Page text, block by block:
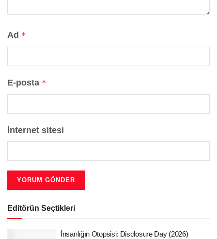
Ad *
E-posta *
İnternet sitesi
Editörün Seçtikleri
İnsanlığın Otopsisi: Disclosure Day (2026)